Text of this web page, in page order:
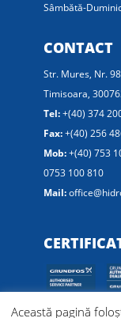
Sâmbătă-
CONTACT
Str. Mures, Nr. 98
Timisoara,
Tel:+(40) 374
Fax:+(40) 256
Mob:+(40) 753
0753 100 810
Mail:
Această pagină